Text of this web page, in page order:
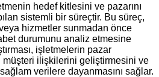
hedef kitlesini ve pazarını
sistemli bir süreçtir. Bu süreç,
hizmetler sunmadan önce
durumunu analiz etmesine
işletmelerin pazar
ilişkilerini geliştirmesini ve
verilere dayanmasını sağlar.